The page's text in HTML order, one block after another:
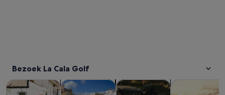
Bezoek La Cala Golf
Tours & daguitstapjesOpent een nieuwe tab
Geschiedenis & cultuurOpent een nieuwe
Wilde dieren & natuurAvontuur &